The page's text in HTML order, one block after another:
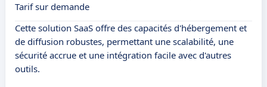
Tarif sur demande
Cette solution SaaS offre des capacités d'hébergement et
de diffusion robustes, permettant une scalabilité, une
sécurité accrue et une intégration facile avec d'autres
outils.